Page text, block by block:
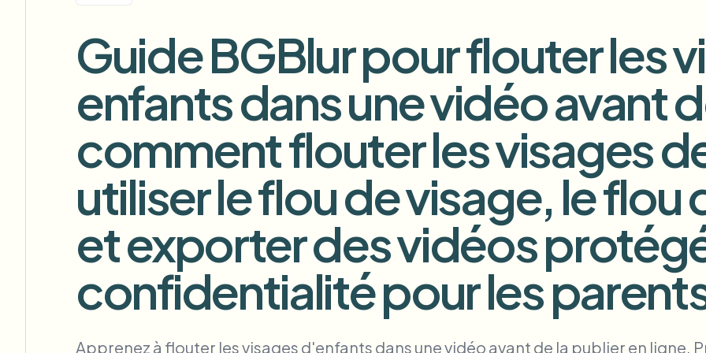
Intelligence vidéo BETA
Ask questions and get AI summaries
Vlogger Moto Vlogger Streamer Journalist
Need batch processing?
Queue many videos and blur in one run—for teams.
BATCH READY FOR TEAMS
FORMULAIRE DE CONTACT
Parlez-nous de volume, de conformité et d'intégrations.
PRÊT POUR LE VOLUME
Formulaire de contact
ÉCOSYSTÈME
Intelligence vidéo
Rechercher et comprendre la vidéo —
Ceptory
Guide BGBlur pour flouter les
enfants dans une vidéo avant
comment flouter les visages
utiliser le flou de visage, le
et exporter des vidéos
confidentialité pour les
Apprenez à flouter les visages d'enfants dans une vidéo avant de la publier en ligne.